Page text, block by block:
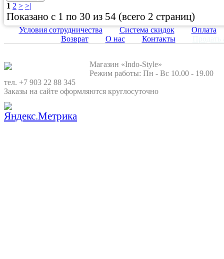
1 2 > >|
Показано с 1 по 30 из 54 (всего 2 страниц)
Условия сотрудничества Система скидок
Оплата
Возврат
О нас Контакты
Магазин «Indo-Style»
Режим работы: Пн - Вс 10.00 - 19.00
тел. +7 903 22 88 345
Заказы на сайте оформляются круглосуточно